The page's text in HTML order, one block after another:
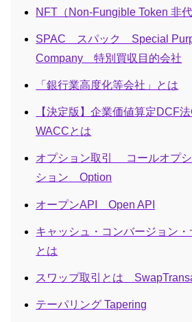
NFT（Non-Fungible Token 非
SPAC スパック Special
Company 特別買収目的会社
「銀行業高度化等会社」とは
【決定版】企業価値算定DCF
WACCとは
オプション取引 コールオプ
ション Option
オープンAPI Open API
キャッシュ・コンバージョン・
とは
スワップ取引とは
テーパリング Tapering